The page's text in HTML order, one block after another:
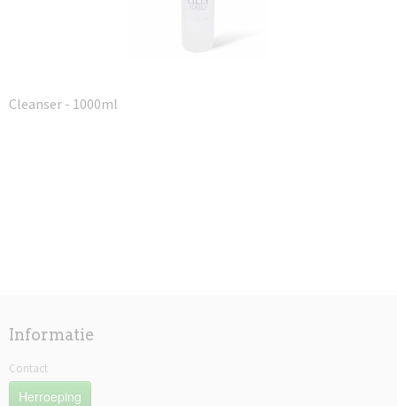
Cleanser - 1000ml
Informatie
Contact
Herroeping